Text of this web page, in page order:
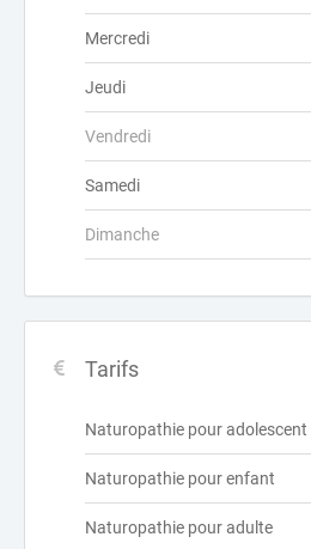
Mercredi
Jeudi
Vendredi
Samedi
Dimanche
Tarifs
Naturopathie pour adolescent
Naturopathie pour enfant
Naturopathie pour adulte